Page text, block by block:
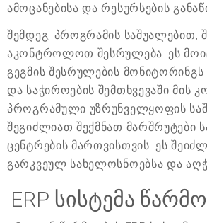
ამოცანებისა და რესურსების
შემდეგ, პროგრამის საშუალებით,
აკონტროლოთ შესრულება. ეს
გეგმის შესრულების
და საჭიროების შემთხვევაში მის
პროგრამული უზრუნველყოფის
შეგიძლიათ შექმნათ მარშრუტები
ცენტრების მართვისთვის. ეს
გარკვეულ სახელოსნოებსა და
ERP სისტემა